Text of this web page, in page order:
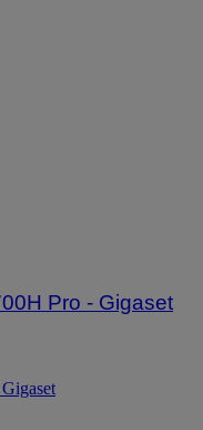
Pro - Gigaset